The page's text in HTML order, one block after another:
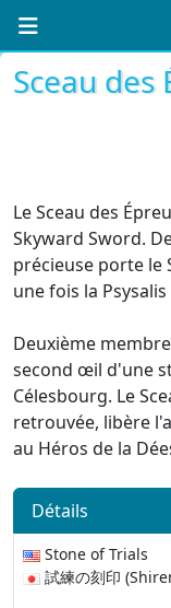
Sceau des
Le Sceau des
Skyward Sword.
précieuse porte le
une fois la
Deuxième
second œil d'une
Célesbourg. Le
retrouvée, libère
au Héros de la
Détails
Stone of Trials
試練の刻印